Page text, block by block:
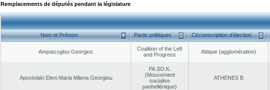
Remplacements de députés pendant la législature
Nom et Prénom Partis politiques Circonscription d’élection
Ampatzoglou Georgios
Coalition of the Left
and Progress
Αttique (agglomération)
Apostolaki Eleni Maria Milena Georgiou
PA.SO.K.
(Mouvement
socialise
panhellénique)
ATHENES Β